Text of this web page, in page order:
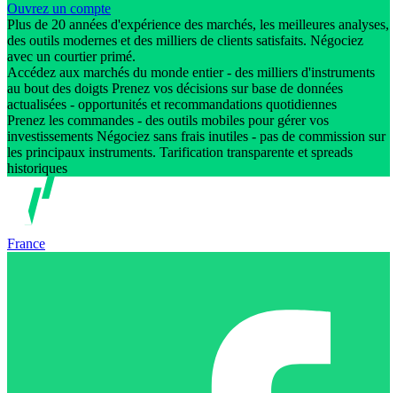
Ouvrez un compte
Plus de 20 années d'expérience des marchés, les meilleures analyses,
des outils modernes et des milliers de clients satisfaits. Négociez
avec un courtier primé.
Accédez aux marchés du monde entier - des milliers d'instruments
au bout des doigts Prenez vos décisions sur base de données
actualisées - opportunités et recommandations quotidiennes
Prenez les commandes - des outils mobiles pour gérer vos
investissements Négociez sans frais inutiles - pas de commission sur
les principaux instruments. Tarification transparente et spreads
historiques
France